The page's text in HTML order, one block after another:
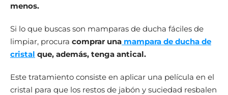
menos.
Si lo que buscas son mamparas de ducha fáciles de
limpiar, procura comprar una mampara de ducha de
cristal que, además, tenga antical.
Este tratamiento consiste en aplicar una película en el
cristal para que los restos de jabón y suciedad resbalen